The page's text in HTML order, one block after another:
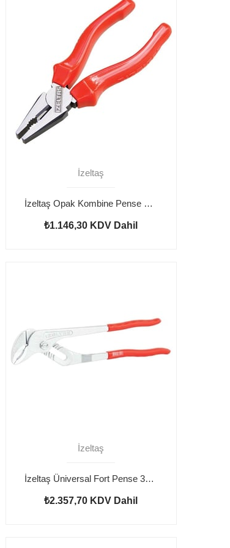
İzeltaş
İzeltaş Opak Kombine Pense 200 mm
₺1.146,30 KDV Dahil
İzeltaş
İzeltaş Üniversal Fort Pense 315 mm
₺2.357,70 KDV Dahil